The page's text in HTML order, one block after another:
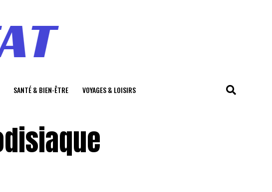
SANTÉ & BIEN-ÊTRE VOYAGES & LOISIRS